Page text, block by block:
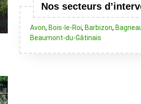
Nos secteurs
Avon, Bois-le-Roi, Barbizon,
Beaumont-du-Gâtinais